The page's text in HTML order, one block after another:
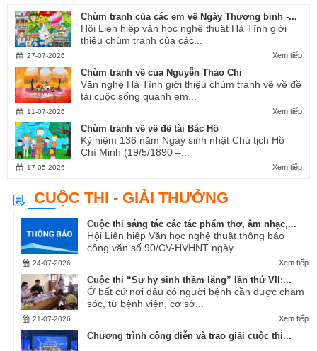
Chùm tranh của các em về Ngày Thương binh -...
Hội Liên hiệp văn học nghệ thuật Hà Tĩnh giới
thiệu chùm tranh của các...
Xem tiếp
27-07-2026
Chùm tranh vẽ của Nguyễn Thảo Chi
Văn nghệ Hà Tĩnh giới thiệu chùm tranh vẽ về đề
tài cuộc sống quanh em...
Xem tiếp
11-07-2026
Chùm tranh vẽ về đề tài Bác Hồ
Kỷ niệm 136 năm Ngày sinh nhật Chủ tịch Hồ
Chí Minh (19/5/1890 –...
Xem tiếp
17-05-2026
CUỘC THI - GIẢI THƯỞNG
Cuộc thi sáng tác các tác phẩm thơ, âm nhạc,...
Hội Liên hiệp Văn học nghệ thuật thông báo
công văn số 90/CV-HVHNT ngày...
Xem tiếp
24-07-2026
Cuộc thi “Sự hy sinh thầm lặng” lần thứ VII:...
Ở bất cứ nơi đâu có người bệnh cần được chăm
sóc, từ bệnh viện, cơ sở...
Xem tiếp
21-07-2026
Chương trình công diễn và trao giải cuộc thi...